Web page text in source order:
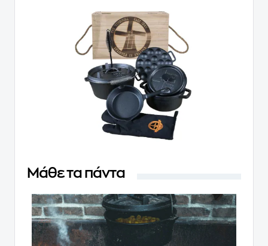
Μάθε τα πάντα